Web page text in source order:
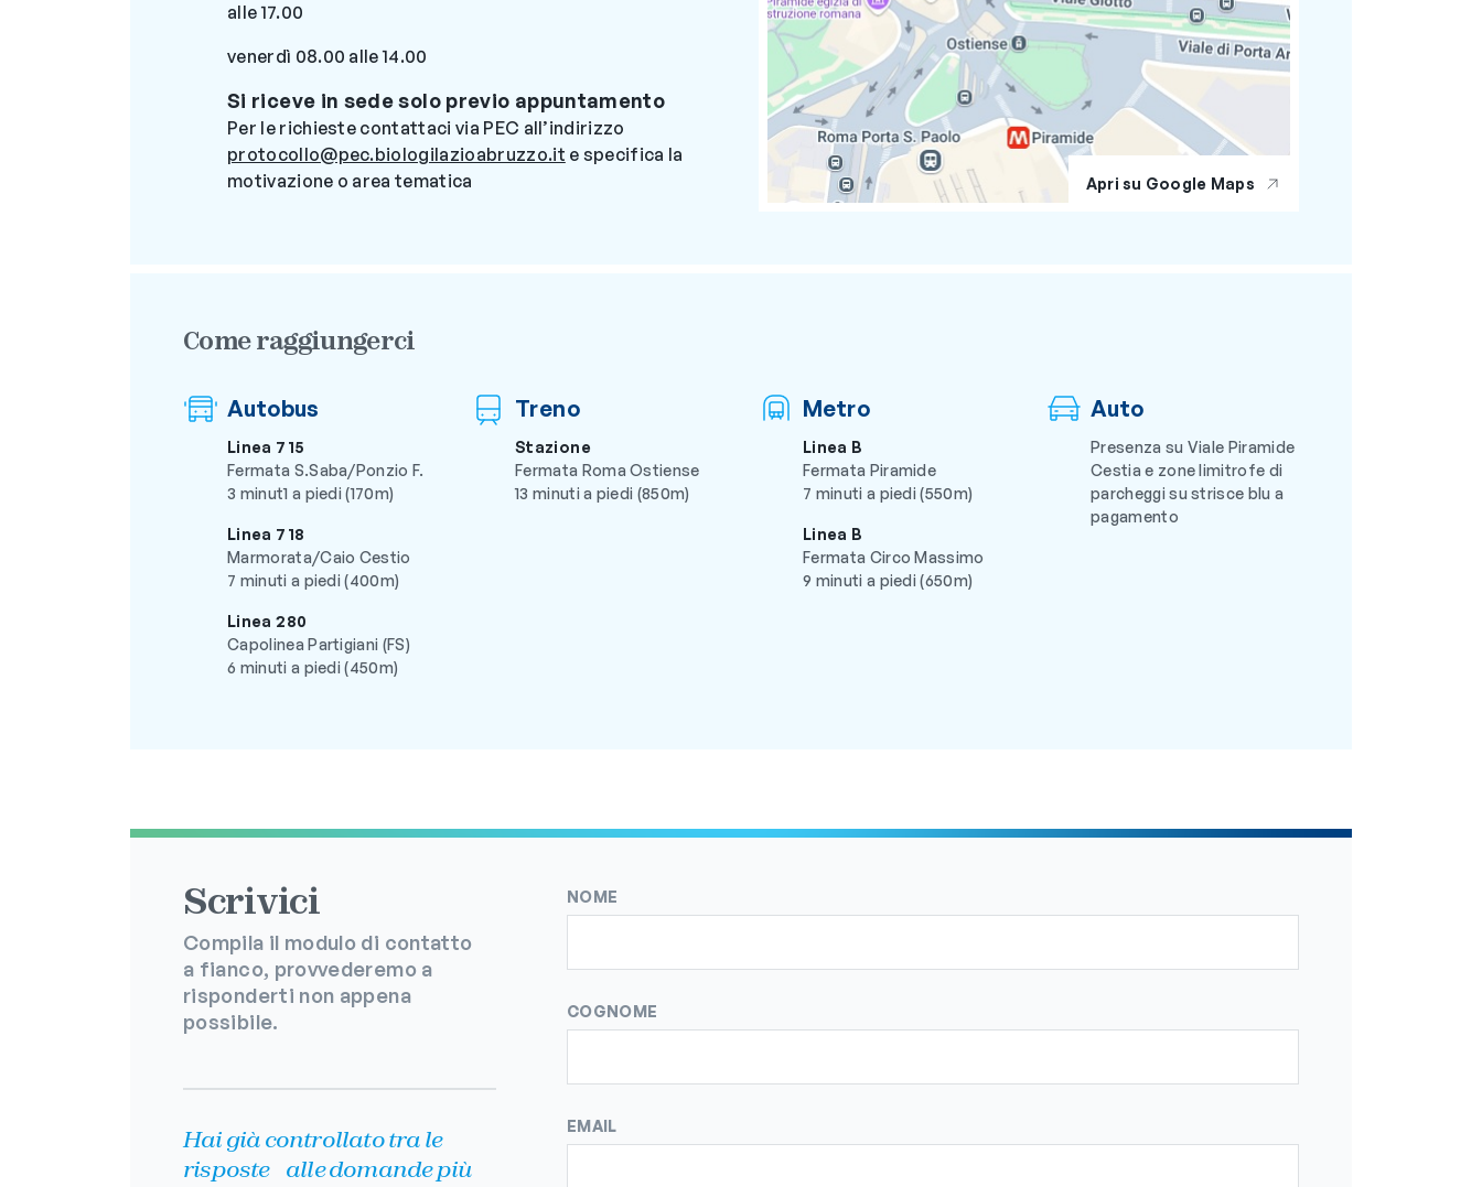
alle 17.00
venerdì 08.00 alle 14.00
Si riceve in sede solo previo appuntamento
Per le richieste contattaci via PEC all’indirizzo
protocollo@pec.biologilazioabruzzo.it e specifica la
motivazione o area tematica
Apri su Google Maps
Come raggiungerci
Autobus
Linea 715
Fermata S.Saba/Ponzio F.
3 minut1 a piedi (170m)
Linea 718
Marmorata/Caio Cestio
7 minuti a piedi (400m)
Linea 280
Capolinea Partigiani (FS)
6 minuti a piedi (450m)
Treno
Stazione
Fermata Roma Ostiense
13 minuti a piedi (850m)
Metro
Linea B
Fermata Piramide
7 minuti a piedi (550m)
Linea B
Fermata Circo Massimo
9 minuti a piedi (650m)
Auto
Presenza su Viale Piramide
Cestia e zone limitrofe di
parcheggi su strisce blu a
pagamento
Scrivici
Compila il modulo di contatto
a fianco, provvederemo a
risponderti non appena
possibile.
Hai già controllato tra le
risposte alle domande più
NOME
COGNOME
EMAIL
EMAIL